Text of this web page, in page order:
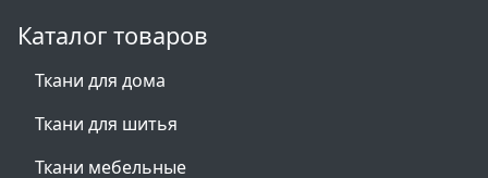
Каталог товаров
Ткани для дома
Ткани для шитья
Ткани мебельные